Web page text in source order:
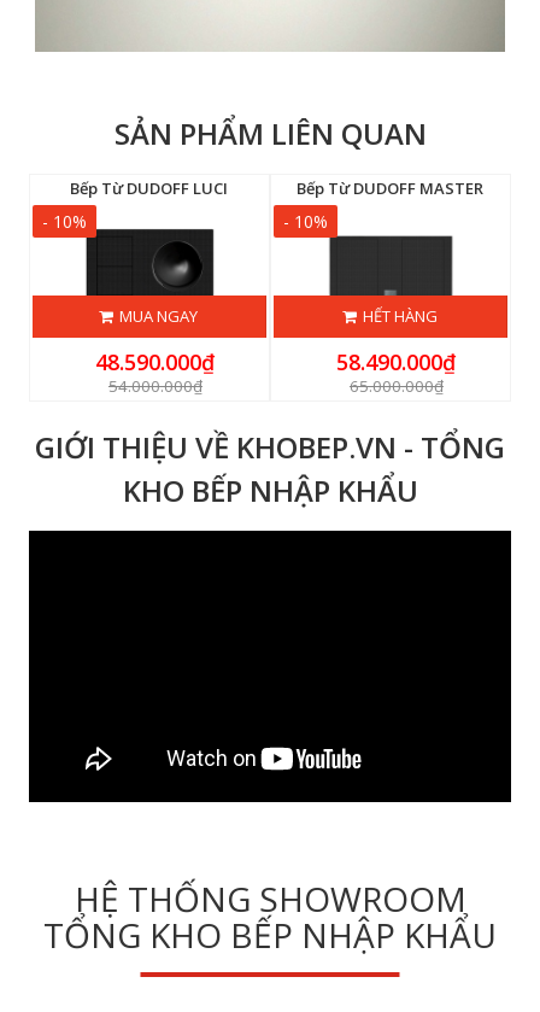
SẢN PHẨM LIÊN QUAN
Bếp Từ DUDOFF LUCI
- 10%
MUA NGAY
48.590.000₫
54.000.000₫
Bếp Từ DUDOFF MASTER
- 10%
HẾT HÀNG
58.490.000₫
65.000.000₫
GIỚI THIỆU VỀ KHOBEP.VN - TỔNG
KHO BẾP NHẬP KHẨU
HỆ THỐNG SHOWROOM
TỔNG KHO BẾP NHẬP KHẨU